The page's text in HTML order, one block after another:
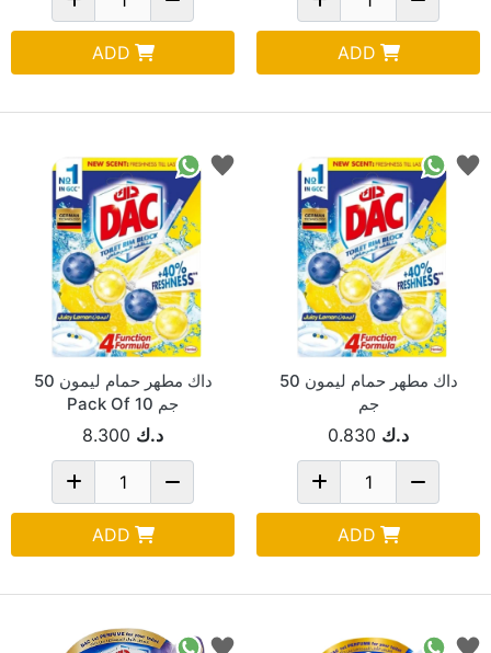
ADD
ADD
داك مطهر حمام ليمون 50
جم
د.ك 0.830
ADD
داك مطهر حمام ليمون 50
جم Pack Of 10
د.ك 8.300
ADD